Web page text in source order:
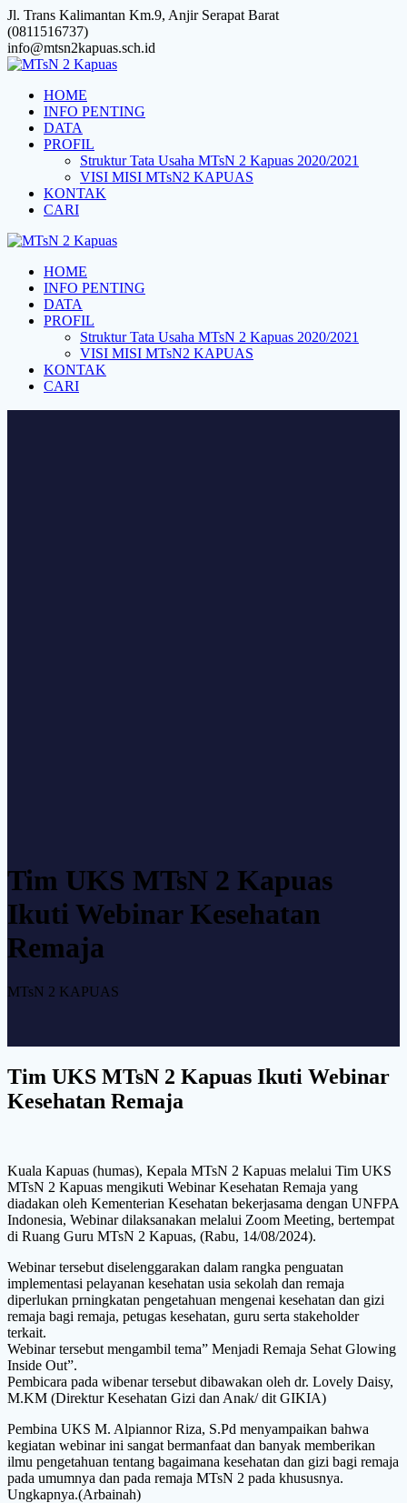
Skip
to
content
Jl. Trans Kalimantan Km.9, Anjir Serapat Barat
(0811516737)
info@mtsn2kapuas.sch.id
HOME
INFO PENTING
DATA
PROFIL
Struktur Tata Usaha MTsN 2 Kapuas 2020/2021
VISI MISI MTsN2 KAPUAS
KONTAK
CARI
HOME
INFO PENTING
DATA
PROFIL
Struktur Tata Usaha MTsN 2 Kapuas 2020/2021
VISI MISI MTsN2 KAPUAS
KONTAK
CARI
Tim UKS MTsN 2 Kapuas
Ikuti Webinar Kesehatan
Remaja
MTsN 2 KAPUAS
Tim UKS MTsN 2 Kapuas Ikuti Webinar
Kesehatan Remaja
Kuala Kapuas (humas), Kepala MTsN 2 Kapuas melalui Tim UKS
MTsN 2 Kapuas mengikuti Webinar Kesehatan Remaja yang
diadakan oleh Kementerian Kesehatan bekerjasama dengan UNFPA
Indonesia, Webinar dilaksanakan melalui Zoom Meeting, bertempat
di Ruang Guru MTsN 2 Kapuas, (Rabu, 14/08/2024).
Webinar tersebut diselenggarakan dalam rangka penguatan
implementasi pelayanan kesehatan usia sekolah dan remaja
diperlukan prningkatan pengetahuan mengenai kesehatan dan gizi
remaja bagi remaja, petugas kesehatan, guru serta stakeholder
terkait.
Webinar tersebut mengambil tema” Menjadi Remaja Sehat Glowing
Inside Out”.
Pembicara pada wibenar tersebut dibawakan oleh dr. Lovely Daisy,
M.KM (Direktur Kesehatan Gizi dan Anak/ dit GIKIA)
Pembina UKS M. Alpiannor Riza, S.Pd menyampaikan bahwa
kegiatan webinar ini sangat bermanfaat dan banyak memberikan
ilmu pengetahuan tentang bagaimana kesehatan dan gizi bagi remaja
pada umumnya dan pada remaja MTsN 2 pada khususnya.
Ungkapnya.(Arbainah)